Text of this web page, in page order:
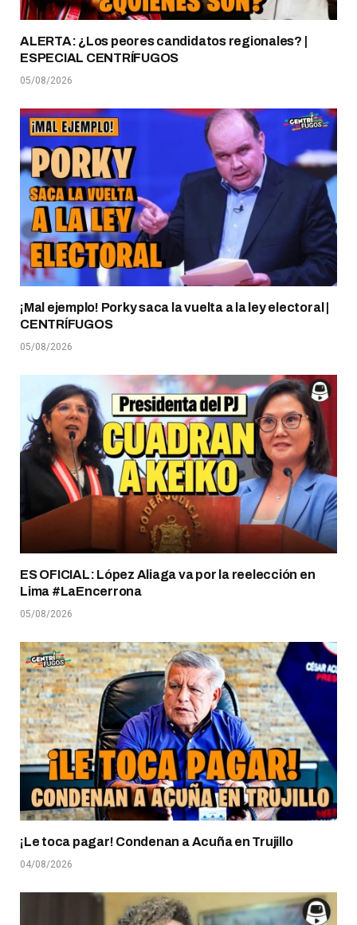
ALERTA: ¿Los peores candidatos regionales? |
ESPECIAL CENTRÍFUGOS
05/08/2026
¡Mal ejemplo! Porky saca la vuelta a la ley electoral |
CENTRÍFUGOS
05/08/2026
ES OFICIAL: López Aliaga va por la reelección en
Lima #LaEncerrona
05/08/2026
¡Le toca pagar! Condenan a Acuña en Trujillo
04/08/2026